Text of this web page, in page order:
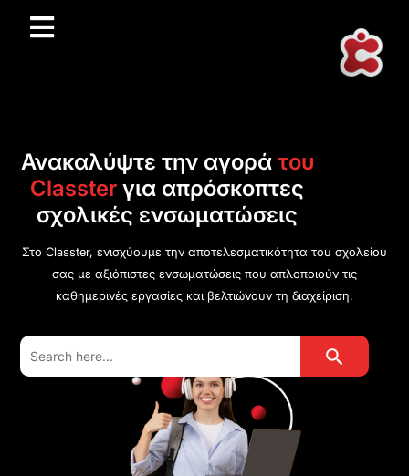
Ανακαλύψτε την αγορά του
Classter για απρόσκοπτες
σχολικές ενσωματώσεις
Στο Classter, ενισχύουμε την αποτελεσματικότητα του σχολείου
σας με αξιόπιστες ενσωματώσεις που απλοποιούν τις
καθημερινές εργασίες και βελτιώνουν τη διαχείριση.
Search
for:
Search Button